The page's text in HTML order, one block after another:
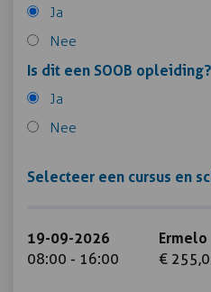
Ja
Nee
Is dit een SOOB opleiding?
Ja
Nee
Selecteer een cursus en
19-09-2026
08:00 - 16:00
Ermelo
€